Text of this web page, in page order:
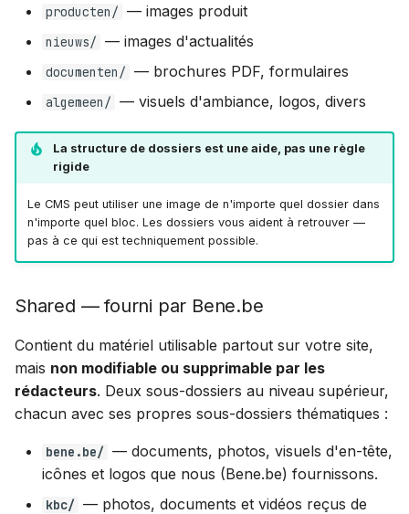
producten/ — images produit
nieuws/ — images d'actualités
documenten/ — brochures PDF, formulaires
algemeen/ — visuels d'ambiance, logos, divers
La structure de dossiers est une aide, pas une règle
rigide
Le CMS peut utiliser une image de n'importe quel dossier dans
n'importe quel bloc. Les dossiers vous aident à retrouver —
pas à ce qui est techniquement possible.
Shared — fourni par Bene.be
Contient du matériel utilisable partout sur votre site,
mais non modifiable ou supprimable par les
rédacteurs. Deux sous-dossiers au niveau supérieur,
chacun avec ses propres sous-dossiers thématiques :
bene.be/ — documents, photos, visuels d'en-tête,
icônes et logos que nous (Bene.be) fournissons.
kbc/ — photos, documents et vidéos reçus de